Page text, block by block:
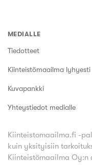
MEDIALLE
Tiedotteet
Kiinteistömaailma lyhyesti
Kuvapankki
Yhteystiedot medialle
Kiinteistomaailma.fi -
kuin yksityisiin
Kiinteistömaailma